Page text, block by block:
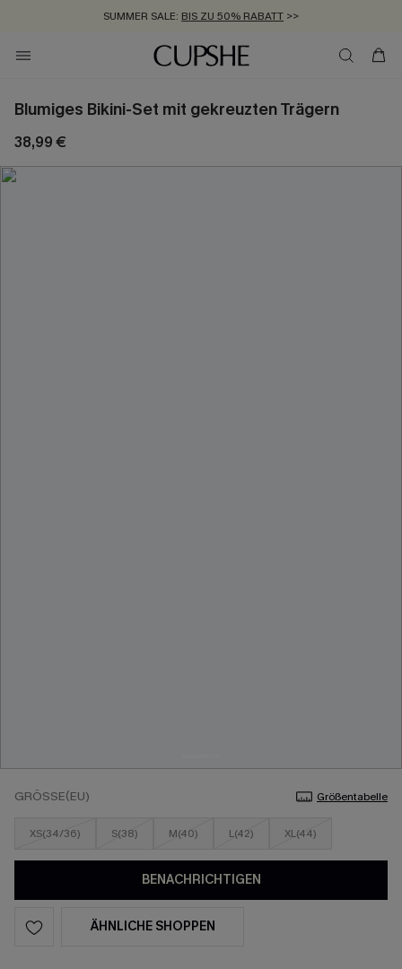
SUMMER SALE: BIS ZU 50% RABATT >>
ZUM NEWSLETTER:BIS ZU -20% EXTRA ERHALTEN
KOSTENLOSER VERSAND AB 89 €
Blumiges Bikini-Set mit gekreuzten Trägern
38,99 €
GRÖSSE(EU) Größentabelle
XS(34/36) S(38) M(40) L(42) XL(44)
BENACHRICHTIGEN
ÄHNLICHE SHOPPEN